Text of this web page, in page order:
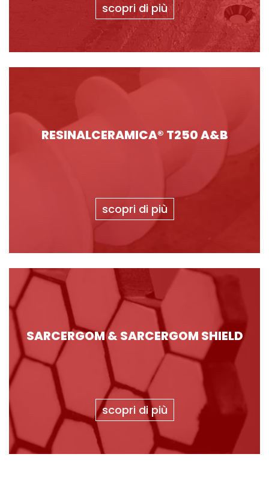
scopri di più
RESINALCERAMICA® T250 A&B
scopri di più
SARCERGOM & SARCERGOM SHIELD
scopri di più